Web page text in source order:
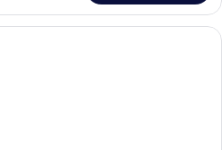
ห้องเพรสซิเดนเชียลสวีท | บริเวณนั่งเ